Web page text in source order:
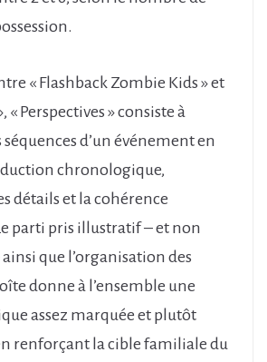
« Flashback Zombie Kids » et
« Perspectives » consiste à
d’un événement en
chronologique,
détails et la cohérence
parti pris illustratif – et non
que l’organisation des
donne à l’ensemble une
assez marquée et plutôt
renforçant la cible familiale du